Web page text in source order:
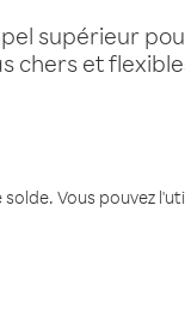
supérieur
chers et
Vous pouvez